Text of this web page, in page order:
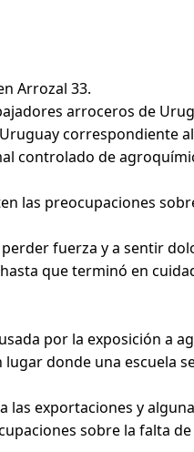
Arrozal 33.
arroceros de
correspondiente
controlado de
las preocupaciones
fuerza y ​​a sentir
que terminó en
por la exposición a
donde una escuela
exportaciones y
sobre la falta